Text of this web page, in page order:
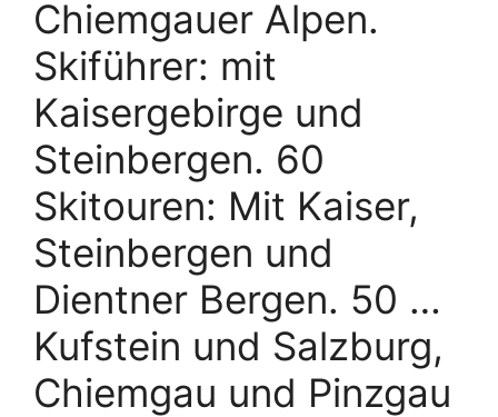
Chiemgauer Alpen.
Skiführer: mit
Kaisergebirge und
Steinbergen. 60
Skitouren: Mit Kaiser,
Steinbergen und
Dientner Bergen. 50 …
Kufstein und Salzburg,
Chiemgau und Pinzgau